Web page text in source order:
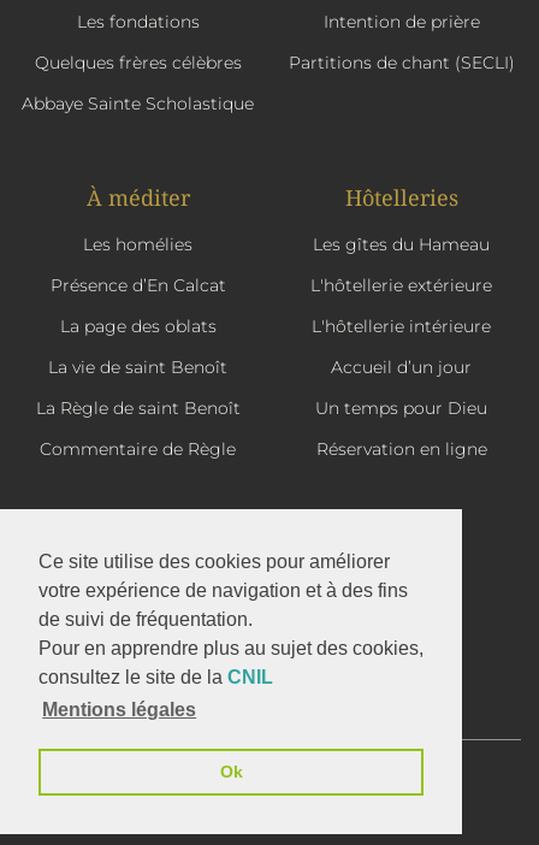
Ce site utilise des cookies pour améliorer
votre expérience de navigation et à des fins
de suivi de fréquentation.
Pour en apprendre plus au sujet des cookies,
consultez le site de la CNIL
Mentions légales
Ok
Les fondations
Quelques frères célèbres
Abbaye Sainte Scholastique
Intention de prière
Partitions de chant (SECLI)
À méditer
Les homélies
Présence d’En Calcat
La page des oblats
La vie de saint Benoît
La Règle de saint Benoît
Commentaire de Règle
Hôtelleries
Les gîtes du Hameau
L'hôtellerie extérieure
L'hôtellerie intérieure
Accueil d’un jour
Un temps pour Dieu
Réservation en ligne
La boutique d'En Calcat
Abbaye Saint-Benoît d'En Calcat
1 avenue d'En Calcat
Infos Légales